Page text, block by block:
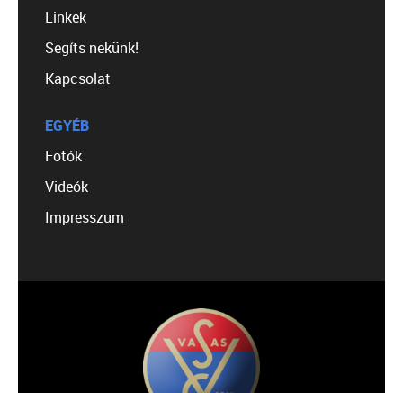
Linkek
Segíts nekünk!
Kapcsolat
EGYÉB
Fotók
Videók
Impresszum